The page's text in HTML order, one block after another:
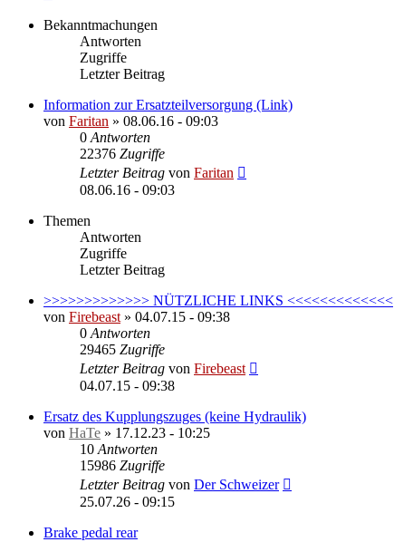
Bekanntmachungen
Antworten
Zugriffe
Letzter Beitrag
Information zur Ersatzteilversorgung (Link)
von Faritan » 08.06.16 - 09:03
0 Antworten
22376 Zugriffe
Letzter Beitrag von Faritan
08.06.16 - 09:03
Themen
Antworten
Zugriffe
Letzter Beitrag
>>>>>>>>>>>>> NÜTZLICHE LINKS <<<<<<<<<<<<<
von Firebeast » 04.07.15 - 09:38
0 Antworten
29465 Zugriffe
Letzter Beitrag von Firebeast
04.07.15 - 09:38
Ersatz des Kupplungszuges (keine Hydraulik)
von HaTe » 17.12.23 - 10:25
10 Antworten
15986 Zugriffe
Letzter Beitrag von Der Schweizer
25.07.26 - 09:15
Brake pedal rear